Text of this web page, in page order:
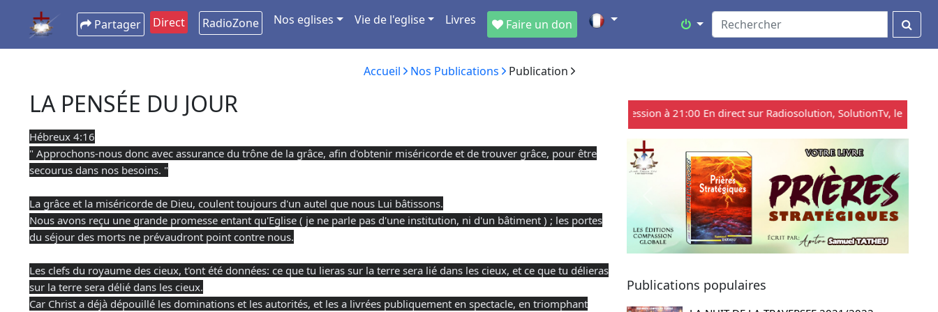
Partager Direct RadioZone Nos eglises Vie de l'eglise Livres Faire un don
Accueil Nos Publications Publication
LA PENSÉE DU JOUR
Hébreux 4:16
" Approchons-nous donc avec assurance du trône de la grâce, afin d'obtenir miséricorde et de trouver grâce, pour être
secourus dans nos besoins. "
La grâce et la miséricorde de Dieu, coulent toujours d'un autel que nous Lui bâtissons.
Nous avons reçu une grande promesse entant qu'Eglise ( je ne parle pas d'une institution, ni d'un bâtiment ) ; les portes
du séjour des morts ne prévaudront point contre nous.
Les clefs du royaume des cieux, t'ont été données: ce que tu lieras sur la terre sera lié dans les cieux, et ce que tu délieras
sur la terre sera délié dans les cieux.
Car Christ a déjà dépouillé les dominations et les autorités, et les a livrées publiquement en spectacle, en triomphant
• Ce Jeudi en direct, Prieres d'intercession à 21:00 En direct sur Radiosolution, SolutionTv, les réseaux
Previous Next
Publications populaires